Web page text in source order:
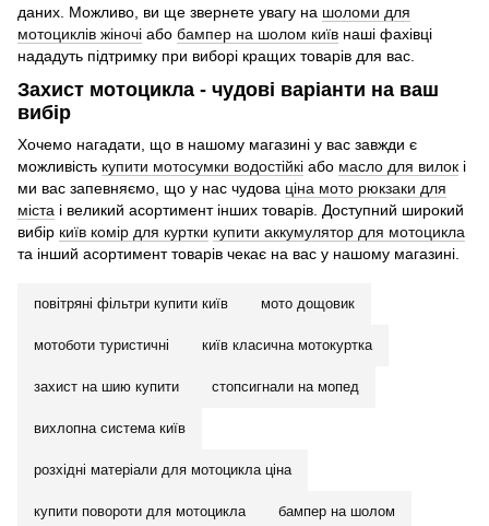
даних. Можливо, ви ще звернете увагу на шоломи для
мотоциклів жіночі або бампер на шолом київ наші фахівці
нададуть підтримку при виборі кращих товарів для вас.
Захист мотоцикла - чудові варіанти на ваш
вибір
Хочемо нагадати, що в нашому магазині у вас завжди є
можливість купити мотосумки водостійкі або масло для вилок і
ми вас запевняємо, що у нас чудова ціна мото рюкзаки для
міста і великий асортимент інших товарів. Доступний широкий
вибір київ комір для куртки купити аккумулятор для мотоцикла
та інший асортимент товарів чекає на вас у нашому магазині.
повітряні фільтри купити київ мото дощовик
мотоботи туристичні київ класична мотокуртка
захист на шию купити стопсигнали на мопед
вихлопна система київ
розхідні матеріали для мотоцикла ціна
купити повороти для мотоцикла бампер на шолом